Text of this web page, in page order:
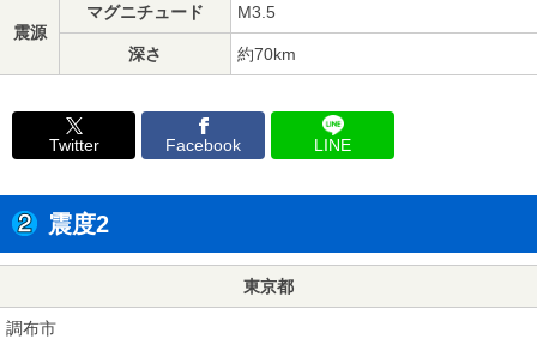
震源
マグニチュード M3.5
深さ 約70km
Twitter Facebook LINE
震度2
東京都
調布市